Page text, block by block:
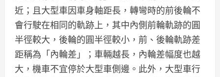
近；且大型車因車身軸距長，轉彎時的前後輪不
會行駛在相同的軌跡上，其中內側前輪軌跡的圓
半徑較大，後輪的圓半徑較小，前、後輪軌跡差
距稱為「內輪差」；車輛越長，內輪差幅度也越
大，機車不宜停於大型車側邊。此外，大型車行